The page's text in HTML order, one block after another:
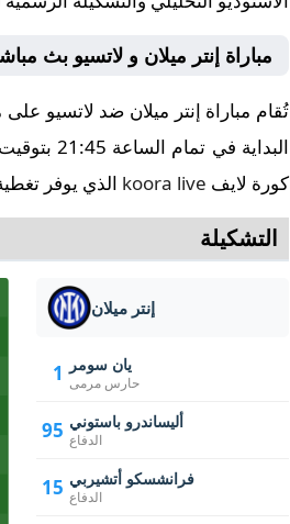
مباراة إنتر ميلان و لاتسيو بث
كورة لايف koora live الذي يوفر
التشكيلة
إنتر ميلان
1 يان سومر
حارس مرمى
95 أليساندرو باستوني
الدفاع
15 فرانشسكو أتشيربي
الدفاع